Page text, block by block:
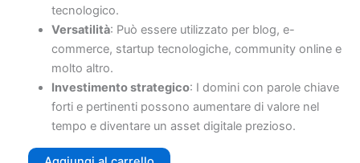
tecnologico.
Versatilità: Può essere utilizzato per blog, e-
commerce, startup tecnologiche, community online e
molto altro.
Investimento strategico: I domini con parole chiave
forti e pertinenti possono aumentare di valore nel
tempo e diventare un asset digitale prezioso.